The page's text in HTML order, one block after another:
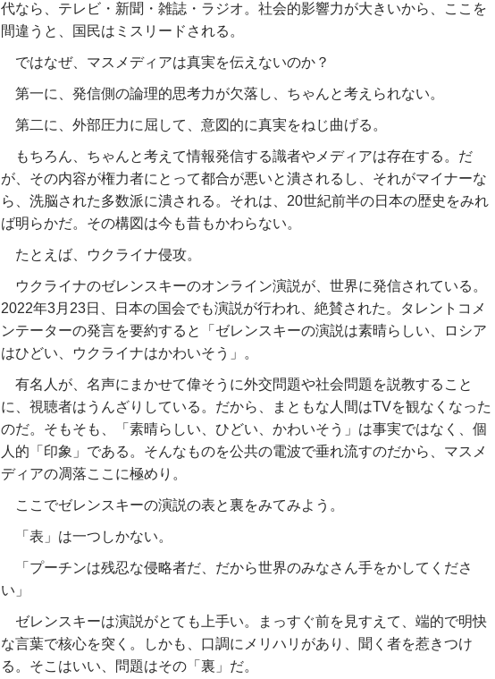
代なら、テレビ・新聞・雑誌・ラジオ。社会的影響力が大きいから、ここを
間違うと、国民はミスリードされる。
ではなぜ、マスメディアは真実を伝えないのか？
第一に、発信側の論理的思考力が欠落し、ちゃんと考えられない。
第二に、外部圧力に屈して、意図的に真実をねじ曲げる。
もちろん、ちゃんと考えて情報発信する識者やメディアは存在する。だ
が、その内容が権力者にとって都合が悪いと潰されるし、それがマイナーな
ら、洗脳された多数派に潰される。それは、20世紀前半の日本の歴史をみれ
ば明らかだ。その構図は今も昔もかわらない。
たとえば、ウクライナ侵攻。
ウクライナのゼレンスキーのオンライン演説が、世界に発信されている。
2022年3月23日、日本の国会でも演説が行われ、絶賛された。タレントコメ
ンテーターの発言を要約すると「ゼレンスキーの演説は素晴らしい、ロシア
はひどい、ウクライナはかわいそう」。
有名人が、名声にまかせて偉そうに外交問題や社会問題を説教すること
に、視聴者はうんざりしている。だから、まともな人間はTVを観なくなった
のだ。そもそも、「素晴らしい、ひどい、かわいそう」は事実ではなく、個
人的「印象」である。そんなものを公共の電波で垂れ流すのだから、マスメ
ディアの凋落ここに極めり。
ここでゼレンスキーの演説の表と裏をみてみよう。
「表」は一つしかない。
「プーチンは残忍な侵略者だ、だから世界のみなさん手をかしてくださ
い」
ゼレンスキーは演説がとても上手い。まっすぐ前を見すえて、端的で明快
な言葉で核心を突く。しかも、口調にメリハリがあり、聞く者を惹きつけ
る。そこはいい、問題はその「裏」だ。